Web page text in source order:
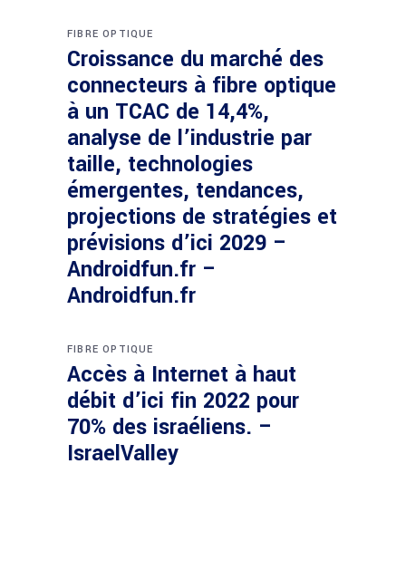
FIBRE OPTIQUE
Croissance du marché des
connecteurs à fibre optique
à un TCAC de 14,4%,
analyse de l’industrie par
taille, technologies
émergentes, tendances,
projections de stratégies et
prévisions d’ici 2029 –
Androidfun.fr –
Androidfun.fr
FIBRE OPTIQUE
Accès à Internet à haut
débit d’ici fin 2022 pour
70% des israéliens. –
IsraelValley